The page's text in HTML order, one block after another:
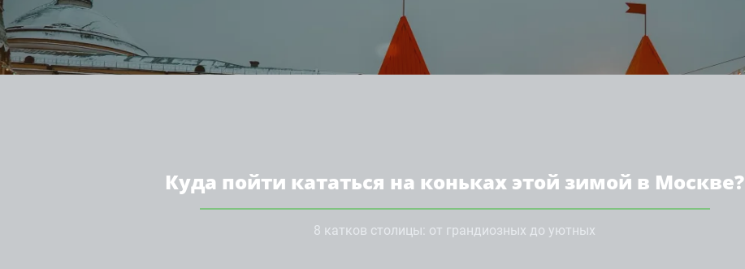
Куда пойти кататься на коньках этой зимой в Москве?
8 катков столицы: от грандиозных до уютных